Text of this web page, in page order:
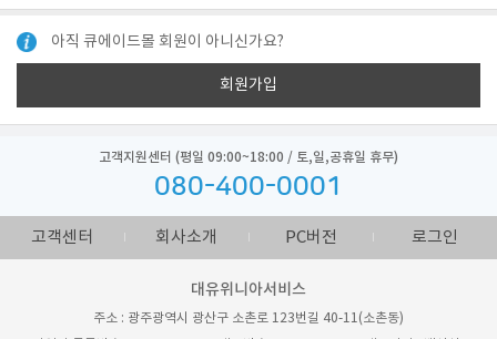
아직 큐에이드몰 회원이 아니신가요?
회원가입
고객지원센터 (평일 09:00~18:00 / 토,일,공휴일 휴무)
080-400-0001
고객센터 회사소개 PC버전 로그인
대유위니아서비스
주소 : 광주광역시 광산구 소촌로 123번길 40-11(소촌동)